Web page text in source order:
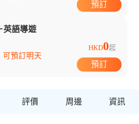
預訂
英語導遊
可預訂明天
HKD0起
預訂
評價 周邊 資訊